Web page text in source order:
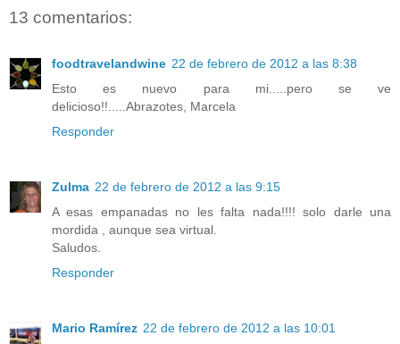
13 comentarios:
foodtravelandwine 22 de febrero de 2012 a las 8:38
Esto es nuevo para mi.....pero se ve
delicioso!!.....Abrazotes, Marcela
Responder
Zulma 22 de febrero de 2012 a las 9:15
A esas empanadas no les falta nada!!!! solo darle una
mordida , aunque sea virtual.
Saludos.
Responder
Mario Ramírez 22 de febrero de 2012 a las 10:01